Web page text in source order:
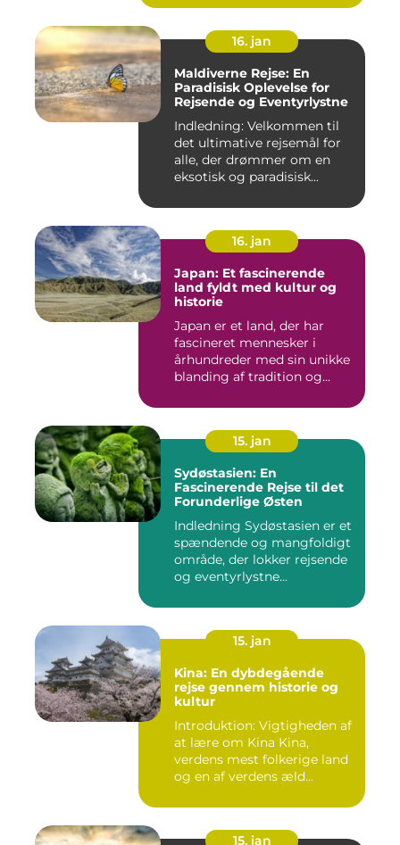
16. jan
Maldiverne Rejse: En
Paradisisk Oplevelse for
Rejsende og Eventyrlystne
Indledning: Velkommen til
det ultimative rejsemål for
alle, der drømmer om en
eksotisk og paradisisk...
16. jan
Japan: Et fascinerende
land fyldt med kultur og
historie
Japan er et land, der har
fascineret mennesker i
århundreder med sin unikke
blanding af tradition og...
15. jan
Sydøstasien: En
Fascinerende Rejse til det
Forunderlige Østen
Indledning Sydøstasien er et
spændende og mangfoldigt
område, der lokker rejsende
og eventyrlystne...
15. jan
Kina: En dybdegående
rejse gennem historie og
kultur
Introduktion: Vigtigheden af
at lære om Kina Kina,
verdens mest folkerige land
og en af verdens æld...
15. jan